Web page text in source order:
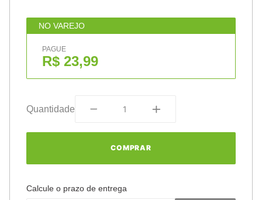
NO VAREJO
PAGUE
R$ 23,99
Quantidade
COMPRAR
Calcule o prazo de entrega